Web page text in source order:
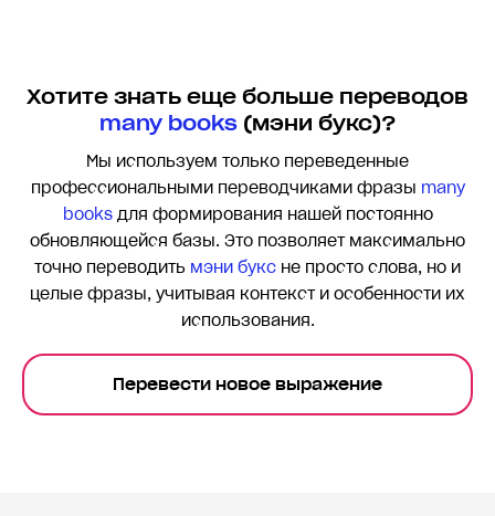
Хотите знать еще больше переводов
many books(мэни букс)?
Мы используем только переведенные
профессиональными переводчиками фразы many
booksдля формирования нашей постоянно
обновляющейся базы. Это позволяет максимально
точно переводить мэни букс не просто слова, но и
целые фразы, учитывая контекст и особенности их
использования.
Перевести новое выражение